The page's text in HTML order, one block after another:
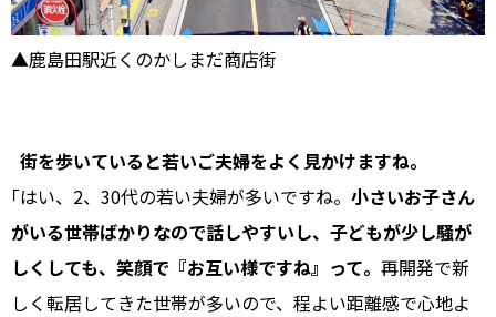
▲鹿島田駅近くのかしまだ商店街
街を歩いていると若いご夫婦をよく見かけますね。
｢はい、2、30代の若い夫婦が多いですね。 小さいお子さん
がいる世帯ばかりなので話しやすいし、子どもが少し騒が
しくしても、笑顔で『お互い様ですね』って。 再開発で新
しく転居してきた世帯が多いので、程よい距離感で心地よ